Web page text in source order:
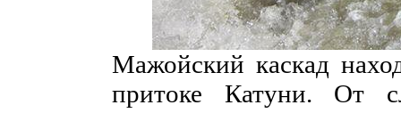
Мажойский каскад
притоке Катуни. От